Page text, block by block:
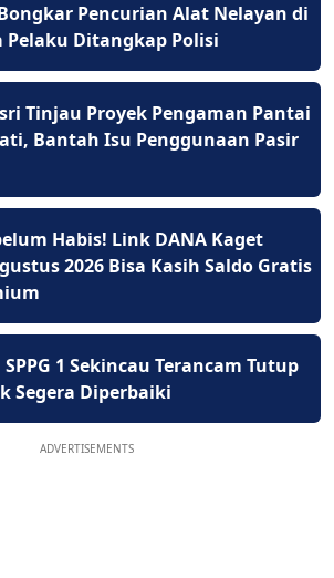
Pencurian Alat Nelayan di
Pelaku Ditangkap Polisi
Tinjau Proyek Pengaman Pantai
Bantah Isu Penggunaan Pasir
Habis! Link DANA Kaget
2026 Bisa Kasih Saldo Gratis
1 Sekincau Terancam Tutup
Segera Diperbaiki
ADVERTISEMENTS